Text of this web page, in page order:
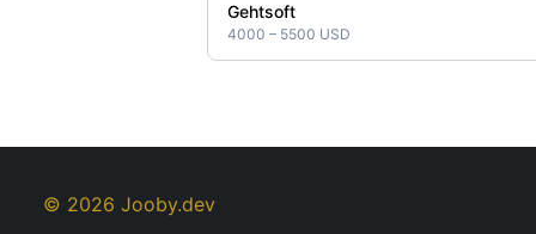
Gehtsoft
4000 – 5500 USD
© 2026 Jooby.dev